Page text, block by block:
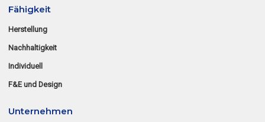
Fähigkeit
Herstellung
Nachhaltigkeit
Individuell
F&E und Design
Unternehmen